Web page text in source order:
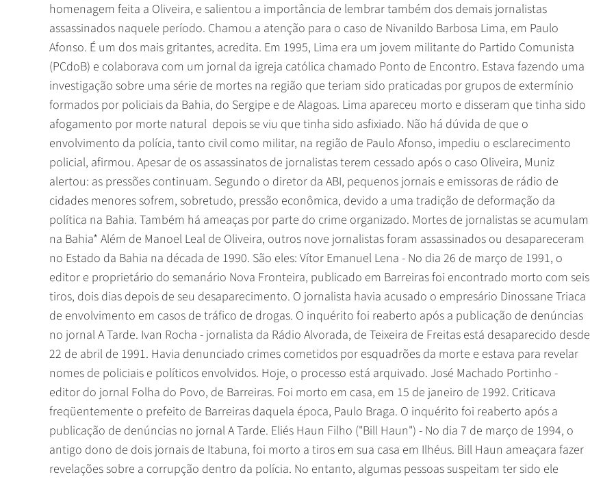
homenagem feita a Oliveira, e salientou a importância de lembrar também dos demais jornalistas
assassinados naquele período. Chamou a atenção para o caso de Nivanildo Barbosa Lima, em Paulo
Afonso. É um dos mais gritantes, acredita. Em 1995, Lima era um jovem militante do Partido Comunista
(PCdoB) e colaborava com um jornal da igreja católica chamado Ponto de Encontro. Estava fazendo uma
investigação sobre uma série de mortes na região que teriam sido praticadas por grupos de extermínio
formados por policiais da Bahia, do Sergipe e de Alagoas. Lima apareceu morto e disseram que tinha sido
afogamento por morte natural  depois se viu que tinha sido asfixiado. Não há dúvida de que o
envolvimento da polícia, tanto civil como militar, na região de Paulo Afonso, impediu o esclarecimento
policial, afirmou. Apesar de os assassinatos de jornalistas terem cessado após o caso Oliveira, Muniz
alertou: as pressões continuam. Segundo o diretor da ABI, pequenos jornais e emissoras de rádio de
cidades menores sofrem, sobretudo, pressão econômica, devido a uma tradição de deformação da
política na Bahia. Também há ameaças por parte do crime organizado. Mortes de jornalistas se acumulam
na Bahia* Além de Manoel Leal de Oliveira, outros nove jornalistas foram assassinados ou desapareceram
no Estado da Bahia na década de 1990. São eles: Vítor Emanuel Lena - No dia 26 de março de 1991, o
editor e proprietário do semanário Nova Fronteira, publicado em Barreiras foi encontrado morto com seis
tiros, dois dias depois de seu desaparecimento. O jornalista havia acusado o empresário Dinossane Triaca
de envolvimento em casos de tráfico de drogas. O inquérito foi reaberto após a publicação de denúncias
no jornal A Tarde. Ivan Rocha - jornalista da Rádio Alvorada, de Teixeira de Freitas está desaparecido desde
22 de abril de 1991. Havia denunciado crimes cometidos por esquadrões da morte e estava para revelar
nomes de policiais e políticos envolvidos. Hoje, o processo está arquivado. José Machado Portinho -
editor do jornal Folha do Povo, de Barreiras. Foi morto em casa, em 15 de janeiro de 1992. Criticava
freqüentemente o prefeito de Barreiras daquela época, Paulo Braga. O inquérito foi reaberto após a
publicação de denúncias no jornal A Tarde. Eliés Haun Filho ("Bill Haun") - No dia 7 de março de 1994, o
antigo dono de dois jornais de Itabuna, foi morto a tiros em sua casa em Ilhéus. Bill Haun ameaçara fazer
revelações sobre a corrupção dentro da polícia. No entanto, algumas pessoas suspeitam ter sido ele